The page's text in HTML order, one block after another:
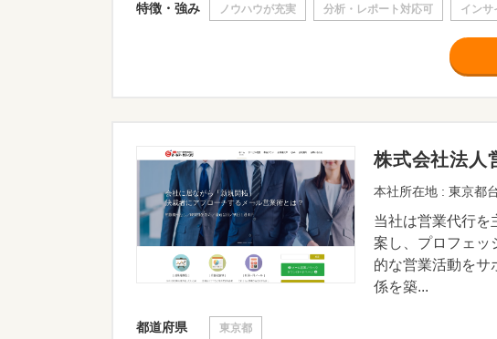
特徴・強み ノウハウが充実 分析・レポート対応可 インサ
株式会社法人
本社所在地 : 東京都
当社は営業代行を
案し、プロフェッ
的な営業活動をサ
係を築...
都道府県 東京都